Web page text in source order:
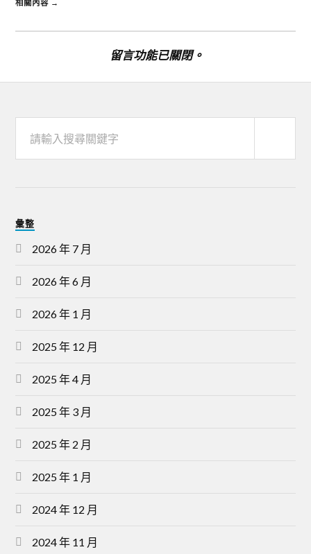
相關內容 →
留言功能已關閉。
彙整
2026 年 7 月
2026 年 6 月
2026 年 1 月
2025 年 12 月
2025 年 4 月
2025 年 3 月
2025 年 2 月
2025 年 1 月
2024 年 12 月
2024 年 11 月